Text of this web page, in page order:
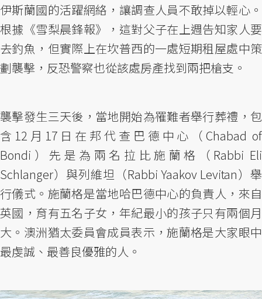
伊斯蘭國的活躍網絡，讓調查人員不敢掉以輕心。
根據《雪梨晨鋒報》，這對父子在上週告知家人要
去釣魚，但實際上在坎普西的一處短期租屋處中策
劃襲擊，反恐警察也從該處房產找到兩把槍支。
襲擊發生三天後，當地開始為罹難者舉行葬禮，包
含12月17日在邦代查巴德中心（Chabad of
Bondi）先是為兩名拉比施蘭格（Rabbi Eli
Schlanger）與列維坦（Rabbi Yaakov Levitan）舉
行儀式。施蘭格是當地哈巴德中心的負責人，來自
英國，育有五名子女，年紀最小的孩子只有兩個月
大。澳洲猶太委員會成員表示，施蘭格是大家眼中
最虔誠、最善良優雅的人。